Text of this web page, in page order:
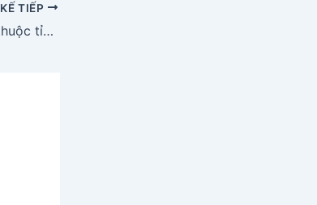
KẾ TIẾP
47 ở đâu? Biển số xe 47 thuộc tỉnh nào?